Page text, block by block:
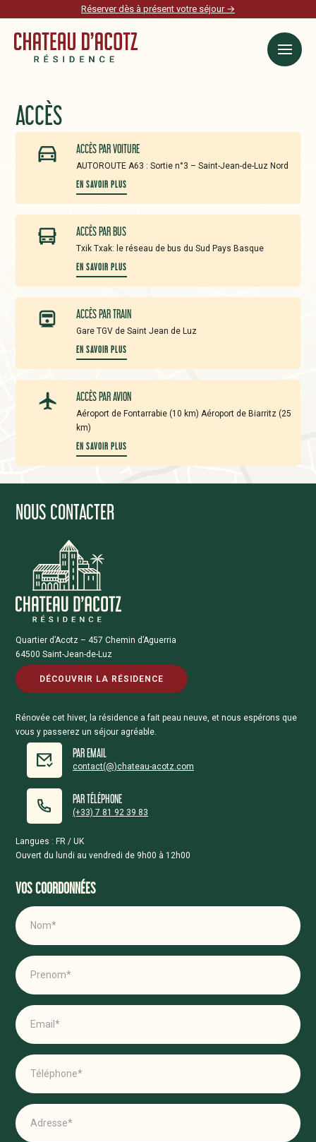
Réserver dès à présent votre séjour →
ACCÈS
ACCÈS PAR VOITURE
AUTOROUTE A63 : Sortie n°3 – Saint-Jean-de-Luz Nord
EN SAVOIR PLUS
ACCÈS PAR BUS
Txik Txak: le réseau de bus du Sud Pays Basque
EN SAVOIR PLUS
ACCÈS PAR TRAIN
Gare TGV de Saint Jean de Luz
EN SAVOIR PLUS
ACCÈS PAR AVION
Aéroport de Fontarrabie (10 km) Aéroport de Biarritz (25
km)
EN SAVOIR PLUS
NOUS CONTACTER
Quartier d’Acotz – 457 Chemin d’Aguerria
64500 Saint-Jean-de-Luz
DÉCOUVRIR LA RÉSIDENCE
Rénovée cet hiver, la résidence a fait peau neuve, et nous espérons que
vous y passerez un séjour agréable.
PAR EMAIL
contact(@)chateau-acotz.com
PAR TÉLÉPHONE
(+33) 7 81 92 39 83
Langues : FR / UK
Ouvert du lundi au vendredi de 9h00 à 12h00
VOS COORDONNÉES